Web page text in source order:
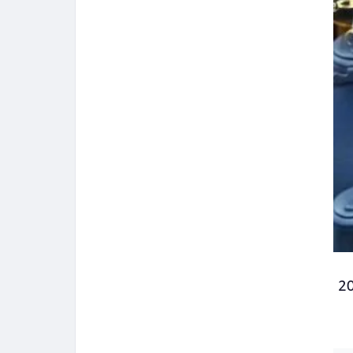
الخميس الموافق 12 مارس 2026